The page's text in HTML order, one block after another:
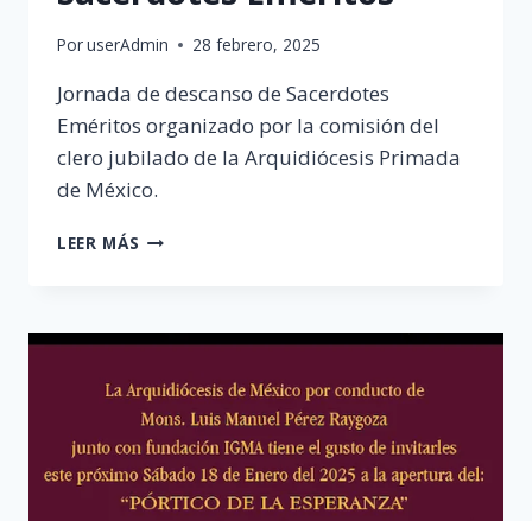
PoruserAdmin 28 febrero, 2025
Jornada de descanso de Sacerdotes
Eméritos organizado por la comisión del
clero jubilado de la Arquidiócesis Primada
de México.
LEER MÁS JORNADA
SACERDOTES